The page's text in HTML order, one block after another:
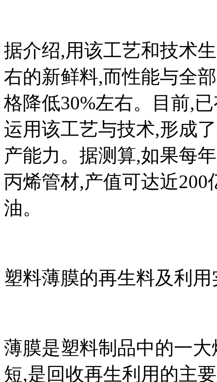
据介绍,用该工艺和技术
右的新鲜料,而性能与全
格降低30%左右。目前,
运用该工艺与技术,形成
产能力。据测算,如果每
丙烯管材,产值可达近200
油。
塑料薄膜的再生料及利用
薄膜是塑料制品中的一
短,是回收再生利用的主